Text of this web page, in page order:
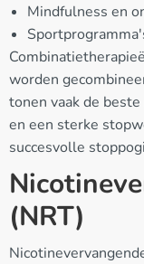
Mindfulness en
worden
tonen vaak de
en een sterke
succesvolle
(NRT)